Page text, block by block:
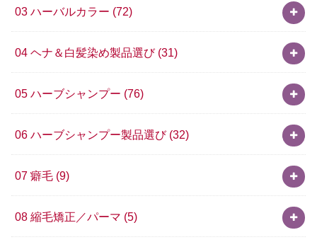
03 ハーバルカラー (72)
04 ヘナ＆白髪染め製品選び (31)
05 ハーブシャンプー (76)
06 ハーブシャンプー製品選び (32)
07 癖毛 (9)
08 縮毛矯正／パーマ (5)